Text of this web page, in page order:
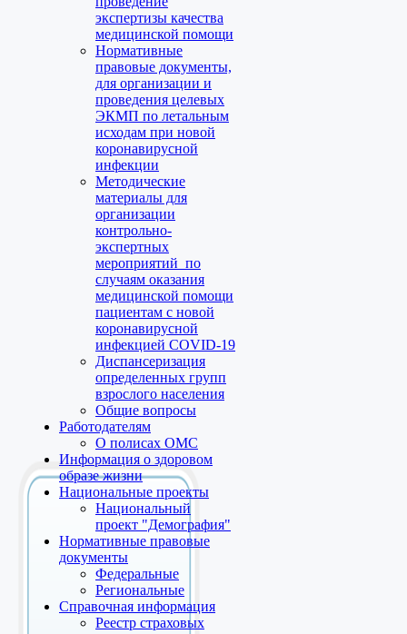
экспертизы качества
медицинской помощи
Нормативные
правовые документы,
для организации и
проведения целевых
ЭКМП по летальным
исходам при новой
коронавирусной
инфекции
Методические
материалы для
организации
контрольно-
экспертных
мероприятий по
случаям оказания
медицинской помощи
пациентам с новой
коронавирусной
инфекцией COVID-19
Диспансеризация
определенных групп
взрослого населения
Общие вопросы
Работодателям
О полисах ОМС
Информация о здоровом
образе жизни
Национальные проекты
Национальный
проект "Демография"
Нормативные правовые
документы
Федеральные
Региональные
Справочная информация
Реестр страховых